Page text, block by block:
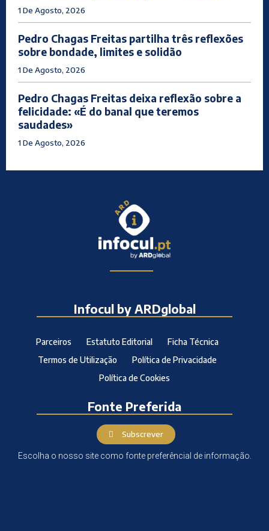
1 De Agosto, 2026
Pedro Chagas Freitas partilha três reflexões
sobre bondade, limites e solidão
1 De Agosto, 2026
Pedro Chagas Freitas deixa reflexão sobre a
felicidade: «É do banal que teremos
saudades»
1 De Agosto, 2026
Infocul by ARDglobal
Parceiros Estatuto Editorial
Ficha Técnica
Termos de Utilização
Política de Privacidade
Política de Cookies
Fonte Preferida
Subscrever
Escolha o nosso site como fonte preferêncial de informação.